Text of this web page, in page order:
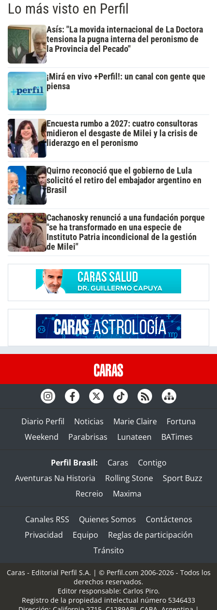
Lo más visto en Perfil
Asís: "La movida internacional de La Doctora
tensiona la pugna interna del peronismo de
la Provincia del Pecado"
¡Mirá en vivo +Perfil!: un canal con gente que
piensa
Encuesta rumbo a 2027: cuatro consultoras
midieron el desgaste de Milei y la crisis de
liderazgo en el peronismo
Quirno reconoció que el gobierno de Lula
solicitó el retiro del embajador argentino en
Brasil
Cachanosky renunció a una fundación porque
"se ha transformado en una especie de
Instituto Patria incondicional de la gestión
de Milei"
Diario Perfil Noticias Marie Claire
Fortuna
Weekend
Parabrisas Lunateen BATimes
Perfil Brasil: Caras
Contigo
Aventuras Na Historia
Rolling Stone
Sport Buzz
Recreio
Maxima
Canales RSS Quienes Somos
Contáctenos
Privacidad
Equipo
Reglas de participación
Tránsito
Caras - Editorial Perfil S.A. | © Perfil.com 2006-2026 - Todos los
derechos reservados.
Editor responsable: Carlos Piro.
Registro de la propiedad intelectual número 5346433